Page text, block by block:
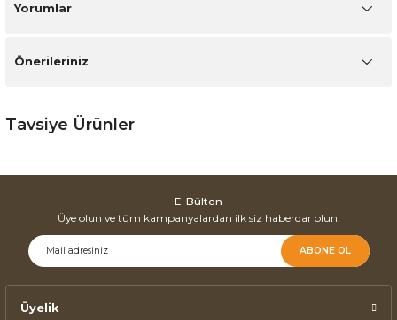
Yorumlar
Önerileriniz
Tavsiye Ürünler
E-Bülten
Üye olun ve tüm kampanyalardan ilk siz haberdar olun.
ABONE OL
Üyelik